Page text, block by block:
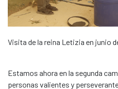
Visita de la reina Letizia en junio
Estamos ahora en la segunda
personas valientes y